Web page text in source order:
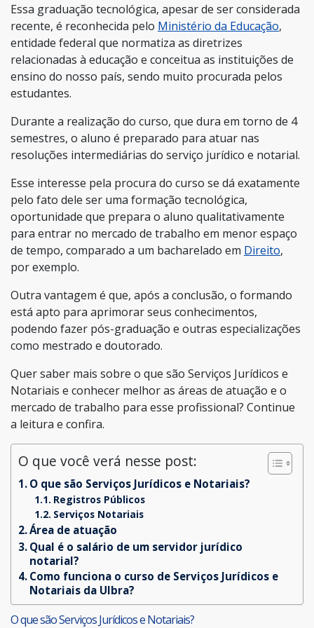
Essa graduação tecnológica, apesar de ser considerada
recente, é reconhecida pelo Ministério da Educação,
entidade federal que normatiza as diretrizes
relacionadas à educação e conceitua as instituições de
ensino do nosso país, sendo muito procurada pelos
estudantes.
Durante a realização do curso, que dura em torno de 4
semestres, o aluno é preparado para atuar nas
resoluções intermediárias do serviço jurídico e notarial.
Esse interesse pela procura do curso se dá exatamente
pelo fato dele ser uma formação tecnológica,
oportunidade que prepara o aluno qualitativamente
para entrar no mercado de trabalho em menor espaço
de tempo, comparado a um bacharelado em Direito,
por exemplo.
Outra vantagem é que, após a conclusão, o formando
está apto para aprimorar seus conhecimentos,
podendo fazer pós-graduação e outras especializações
como mestrado e doutorado.
Quer saber mais sobre o que são Serviços Jurídicos e
Notariais e conhecer melhor as áreas de atuação e o
mercado de trabalho para esse profissional? Continue
a leitura e confira.
O que você verá nesse post:
O que são Serviços Jurídicos e Notariais?
Registros Públicos
Serviços Notariais
Área de atuação
Qual é o salário de um servidor jurídico
notarial?
Como funciona o curso de Serviços Jurídicos e
Notariais da Ulbra?
O que são Serviços Jurídicos e Notariais?